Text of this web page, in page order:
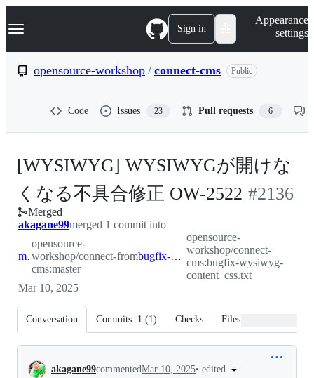
k
p
Navigation Menu Sign in
Appearance
settings
opensource-workshop / connect-cms Public
Code Issues 23 Pull requests 6
[WYSIWYG] WYSIWYGが開けな
くなる不具合修正 OW-2522 -#2136
Merged
akagane99merged 1 commit into
master
opensource-
workshop/connect-
cms:master
from bugfix-wysiwyg-content_css.txt
opensource-
workshop/connect-
cms:bugfix-wysiwyg-
content_css.txt
Mar 10, 2025
Conversation Commits 1 (1) Checks Files changed
Conversation
akagane99commentedMar 10, 2025• edited